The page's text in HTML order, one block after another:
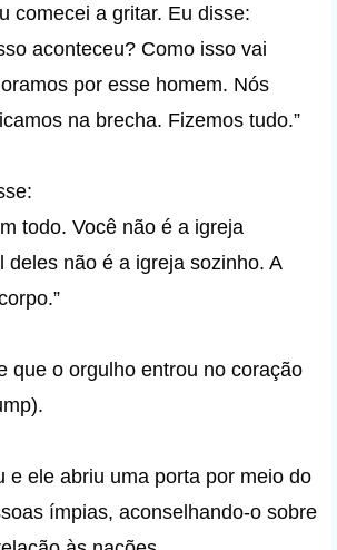
comecei a gritar. Eu disse:
aconteceu? Como isso vai
por esse homem. Nós
na brecha. Fizemos tudo.”
todo. Você não é a igreja
deles não é a igreja sozinho. A
que o orgulho entrou no coração
e ele abriu uma porta por meio do
ímpias, aconselhando-o sobre